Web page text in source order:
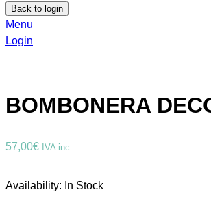
Back to login
Menu
Login
BOMBONERA
57,00€ IVA inc
Availability: In Stock